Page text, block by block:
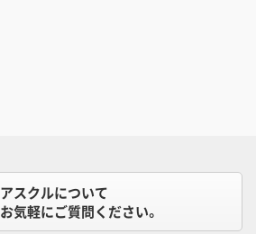
アスクルについて
お気軽にご質問ください。